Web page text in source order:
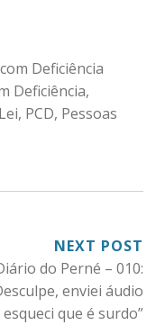
Deficiência
Deficiência,
Lei, PCD, Pessoas
NEXT POST
do Perné – 010:
enviei áudio
que é surdo”